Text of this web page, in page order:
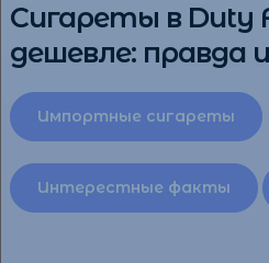
Сигареты в Duty
дешевле: правда
Импортные сигареты
Интерестные факты